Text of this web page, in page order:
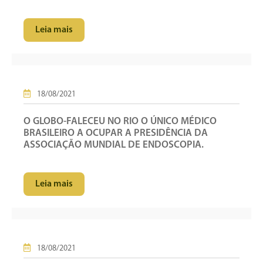
Leia mais
18/08/2021
O GLOBO-FALECEU NO RIO O ÚNICO MÉDICO
BRASILEIRO A OCUPAR A PRESIDÊNCIA DA
ASSOCIAÇÃO MUNDIAL DE ENDOSCOPIA.
Leia mais
18/08/2021